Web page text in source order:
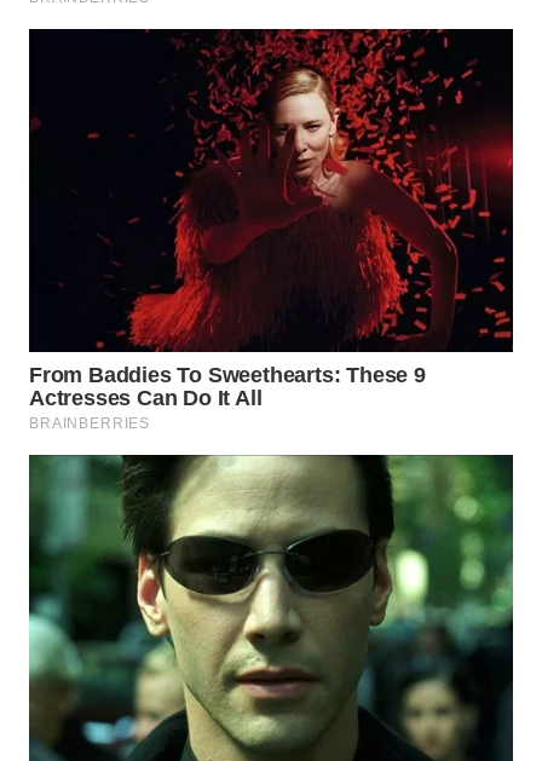
OTOMOTIF
WAHANA
WISATA
Wahana
Network
KONSUMEN
LISTRIK
MASYARAKAT
KELISTRIKAN
WALINKI
ID
MAWAKA